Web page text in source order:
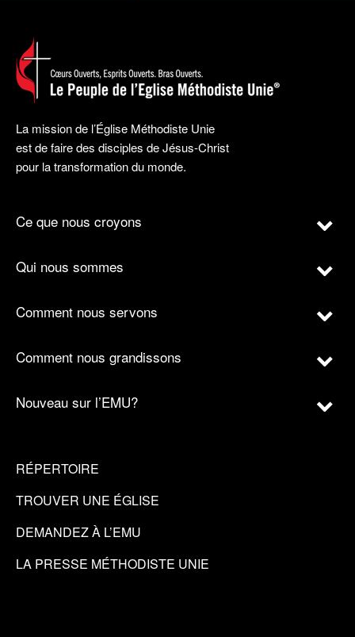
La mission de l’Église Méthodiste Unie
est de faire des disciples de Jésus-Christ
pour la transformation du monde.
Ce que nous croyons
Qui nous sommes
Comment nous servons
Comment nous grandissons
Nouveau sur l’EMU?
RÉPERTOIRE
TROUVER UNE ÉGLISE
DEMANDEZ À L’EMU
LA PRESSE MÉTHODISTE UNIE